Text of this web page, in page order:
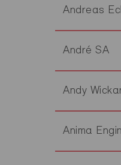
Andreas
André SA
Andy
Anima